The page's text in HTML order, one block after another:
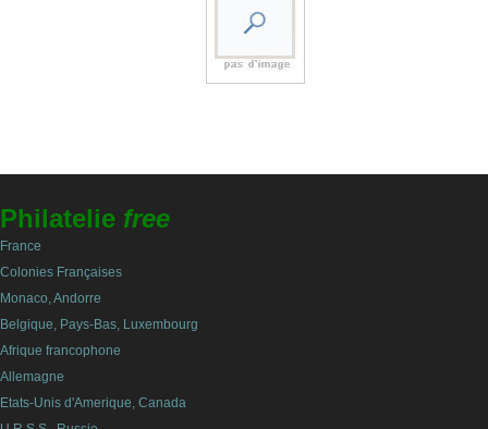
Philatelie free
France
Colonies Françaises
Monaco, Andorre
Belgique, Pays-Bas, Luxembourg
Afrique francophone
Allemagne
Etats-Unis d'Amerique, Canada